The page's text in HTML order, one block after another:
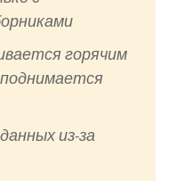
горячим
из-за